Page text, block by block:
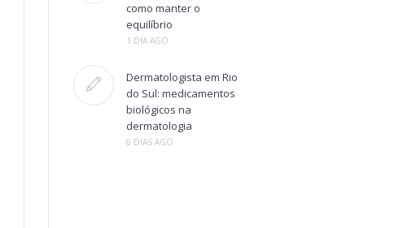
como manter o
equilíbrio
1 DIA AGO
Dermatologista em Rio
do Sul: medicamentos
biológicos na
dermatologia
6 DIAS AGO